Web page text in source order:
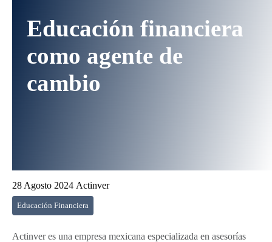
Educación financiera
como agente de
cambio
28 Agosto 2024 Actinver
Educación Financiera
Actinver es una empresa mexicana especializada en asesorías